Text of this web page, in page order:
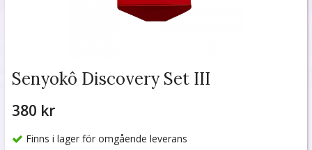
Senyokô Discovery Set III
380 kr
Finns i lager för omgående leverans